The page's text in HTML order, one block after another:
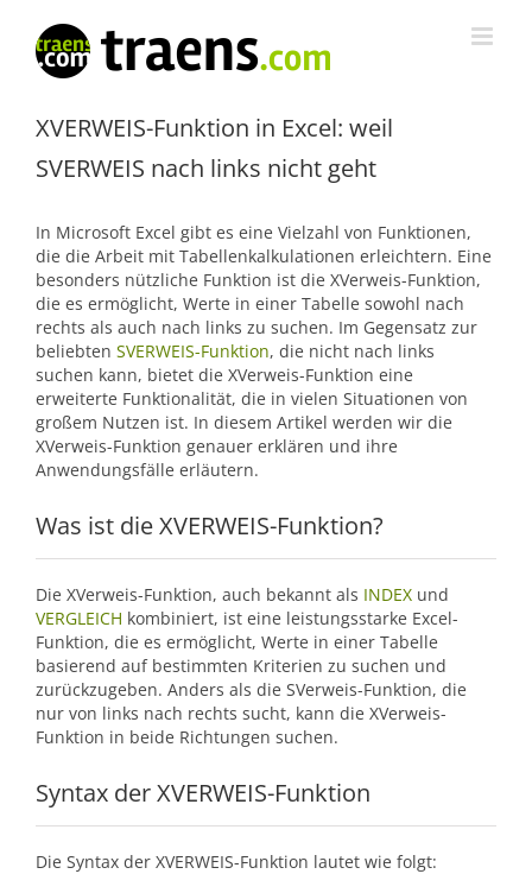
Inhalt
springen
XVERWEIS-Funktion in Excel: weil
SVERWEIS nach links nicht geht
In Microsoft Excel gibt es eine Vielzahl von Funktionen,
die die Arbeit mit Tabellenkalkulationen erleichtern. Eine
besonders nützliche Funktion ist die XVerweis-Funktion,
die es ermöglicht, Werte in einer Tabelle sowohl nach
rechts als auch nach links zu suchen. Im Gegensatz zur
beliebten SVERWEIS-Funktion, die nicht nach links
suchen kann, bietet die XVerweis-Funktion eine
erweiterte Funktionalität, die in vielen Situationen von
großem Nutzen ist. In diesem Artikel werden wir die
XVerweis-Funktion genauer erklären und ihre
Anwendungsfälle erläutern.
Was ist die XVERWEIS-Funktion?
Die XVerweis-Funktion, auch bekannt als INDEXund
VERGLEICH kombiniert, ist eine leistungsstarke Excel-
Funktion, die es ermöglicht, Werte in einer Tabelle
basierend auf bestimmten Kriterien zu suchen und
zurückzugeben. Anders als die SVerweis-Funktion, die
nur von links nach rechts sucht, kann die XVerweis-
Funktion in beide Richtungen suchen.
Syntax der XVERWEIS-Funktion
Die Syntax der XVERWEIS-Funktion lautet wie folgt: